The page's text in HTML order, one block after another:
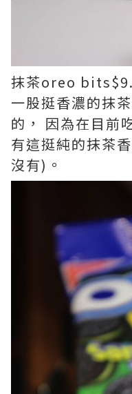
抹茶oreo
一股挺香濃的抹
的， 因為在目前
有這挺純的抹茶
沒有)。